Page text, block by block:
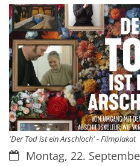
'Der Tod ist ein Arschloch' - Filmplakat
Datum:Montag, 22.